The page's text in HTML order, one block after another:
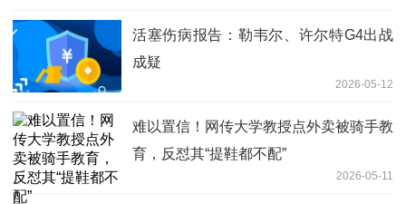
活塞伤病报告：勒韦尔、许尔特G4出战
成疑
2026-05-12
难以置信！网传大学教授点外卖被骑手教
育，反怼其“提鞋都不配”
2026-05-11